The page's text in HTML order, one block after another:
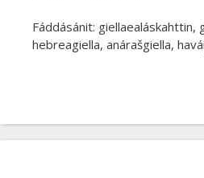
Fáddásánit: giellaealáskahttin,
hebreagiella, anárašgiella,